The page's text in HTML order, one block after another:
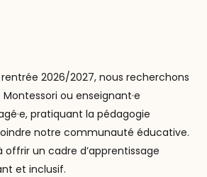
2026/2027, nous recherchons
ou enseignant·e
pratiquant la pédagogie
notre communauté éducative.
offrir un cadre d’apprentissage
et inclusif.